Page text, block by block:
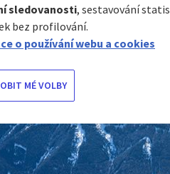
sledovanosti, sestavování
bez profilování.
o používání webu a cookies
MÉ VOLBY